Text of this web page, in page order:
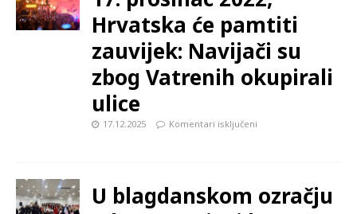
Hrvatska će pamtiti
zauvijek: Navijači su
zbog Vatrenih okupirali
ulice
17.12.2025 Komentari isključeni
U blagdanskom ozračju